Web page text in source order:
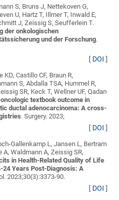
S, Bruns J, Nettekoven G,
U, Hartz T, Illmer T, Inwald E,
J, Zeissig S, Seufferlein T.
der onkologischen
und der Forschung.
[ DOI ]
Castillo CF, Braun R,
S, Abdalla TSA, Hummel R,
SR, Keck T, Wellner UF, Qadan
textbook outcome in
ductal adenocarcinoma: A cross-
. Surgery. 2023;
[ DOI ]
Gallenkamp L, Jansen L, Bertram
A, Waldmann A, Zeissig SR,
in Health-Related Quality of Life
Years Post-Diagnosis: A
2023;30(3):3373-90.
[ DOI ]